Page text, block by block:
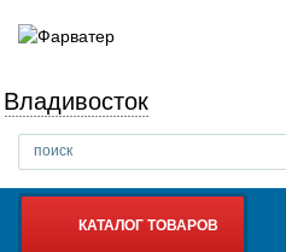
Владивосток
КАТАЛОГ ТОВАРОВ